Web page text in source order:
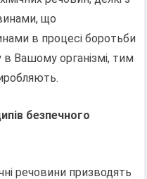
що
в процесі боротьби
Вашому організмі, тим
безпечного
речовини призводять